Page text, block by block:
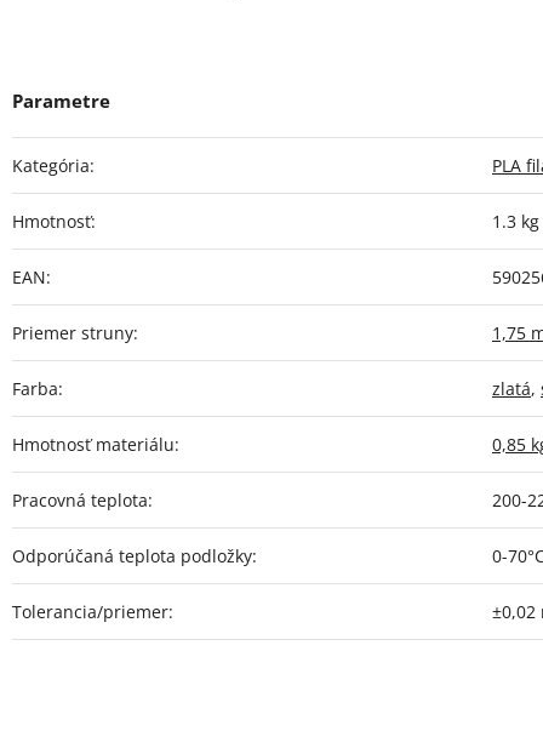
Kategória: PLA
Hmotnosť: 1.3 kg
EAN:
Priemer struny: 1,75
Farba: zlatá,
Hmotnosť materiálu: 0,85
Pracovná teplota: 200-
Odporúčaná teplota podložky: 0-
Tolerancia/priemer: ±0,02